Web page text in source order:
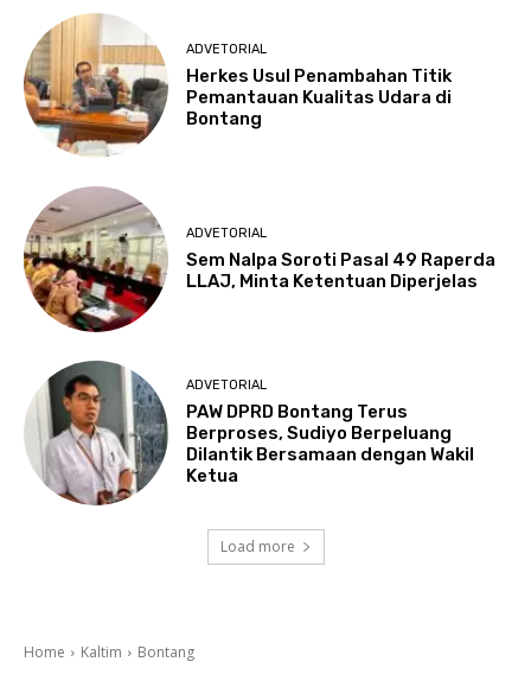
ADVETORIAL
Herkes Usul Penambahan Titik
Pemantauan Kualitas Udara di
Bontang
ADVETORIAL
Sem Nalpa Soroti Pasal 49 Raperda
LLAJ, Minta Ketentuan Diperjelas
ADVETORIAL
PAW DPRD Bontang Terus
Berproses, Sudiyo Berpeluang
Dilantik Bersamaan dengan Wakil
Ketua
Load more